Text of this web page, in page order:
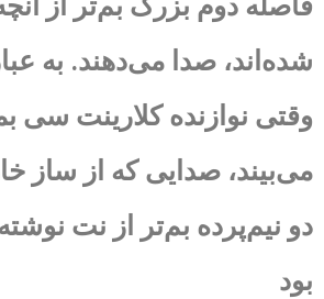
فاصله دوم بزرگ بم‌تر از
شده‌اند، صدا می‌دهند. به
وقتی نوازنده کلارینت سی
می‌بیند، صدایی که از ساز
دو نیم‌پرده بم‌تر از نت
بود